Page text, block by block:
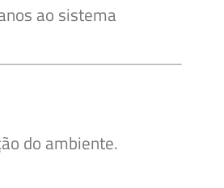
ao sistema
do ambiente.